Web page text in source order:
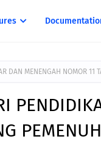
DAN MENENGAH NOMOR 11